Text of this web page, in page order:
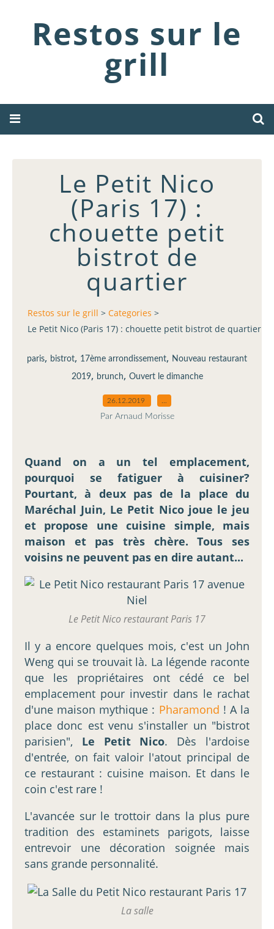
Restos sur le
grill
Le Petit Nico
(Paris 17) :
chouette petit
bistrot de
quartier
Restos sur le grill > Categories >
Le Petit Nico (Paris 17) : chouette petit bistrot de quartier
paris, bistrot, 17ème arrondissement, Nouveau restaurant
2019, brunch, Ouvert le dimanche
26.12.2019
Par Arnaud Morisse
Quand on a un tel emplacement,
pourquoi se fatiguer à cuisiner?
Pourtant, à deux pas de la place du
Maréchal Juin, Le Petit Nico joue le jeu
et propose une cuisine simple, mais
maison et pas très chère. Tous ses
voisins ne peuvent pas en dire autant...
Le Petit Nico restaurant Paris 17
Il y a encore quelques mois, c'est un John
Weng qui se trouvait là. La légende raconte
que les propriétaires ont cédé ce bel
emplacement pour investir dans le rachat
d'une maison mythique : Pharamond ! A la
place donc est venu s'installer un "bistrot
parisien", Le Petit Nico. Dès l'ardoise
d'entrée, on fait valoir l'atout principal de
ce restaurant : cuisine maison. Et dans le
coin c'est rare !
L'avancée sur le trottoir dans la plus pure
tradition des estaminets parigots, laisse
entrevoir une décoration soignée mais
sans grande personnalité.
La salle